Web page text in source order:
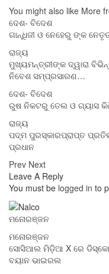
You might also like More
ଦେଶ- ବିଦେଶ
ଗାନ୍ଧିଜୀ ଓ ନେହେରୁ ଙ୍କ
ରାଜ୍ୟ
ମୁଖ୍ୟମନ୍ତ୍ରୀଙ୍କ ଦ୍ୱାରା
ନିବେଶ ସମ୍ପ୍ରସାରଣ…
ଦେଶ- ବିଦେଶ
ରୁଷ ନିକଟରୁ ତେଲ ଓ ଗ୍ୟାସ
ରାଜ୍ୟ
ପଦ୍ମ ପୁରସ୍କାରପ୍ରାପ୍ତ
ପ୍ରଧାନ
Prev Next
Leave A Reply
You must be logged in to
ମନୋରଞ୍ଜନ
ମନୋରଞ୍ଜନ
ସୋସିଆଲ ମିଡ଼ିଆ X ରେ ଡିସ୍କୋ
ବୟାନ ଭାଇରଲ